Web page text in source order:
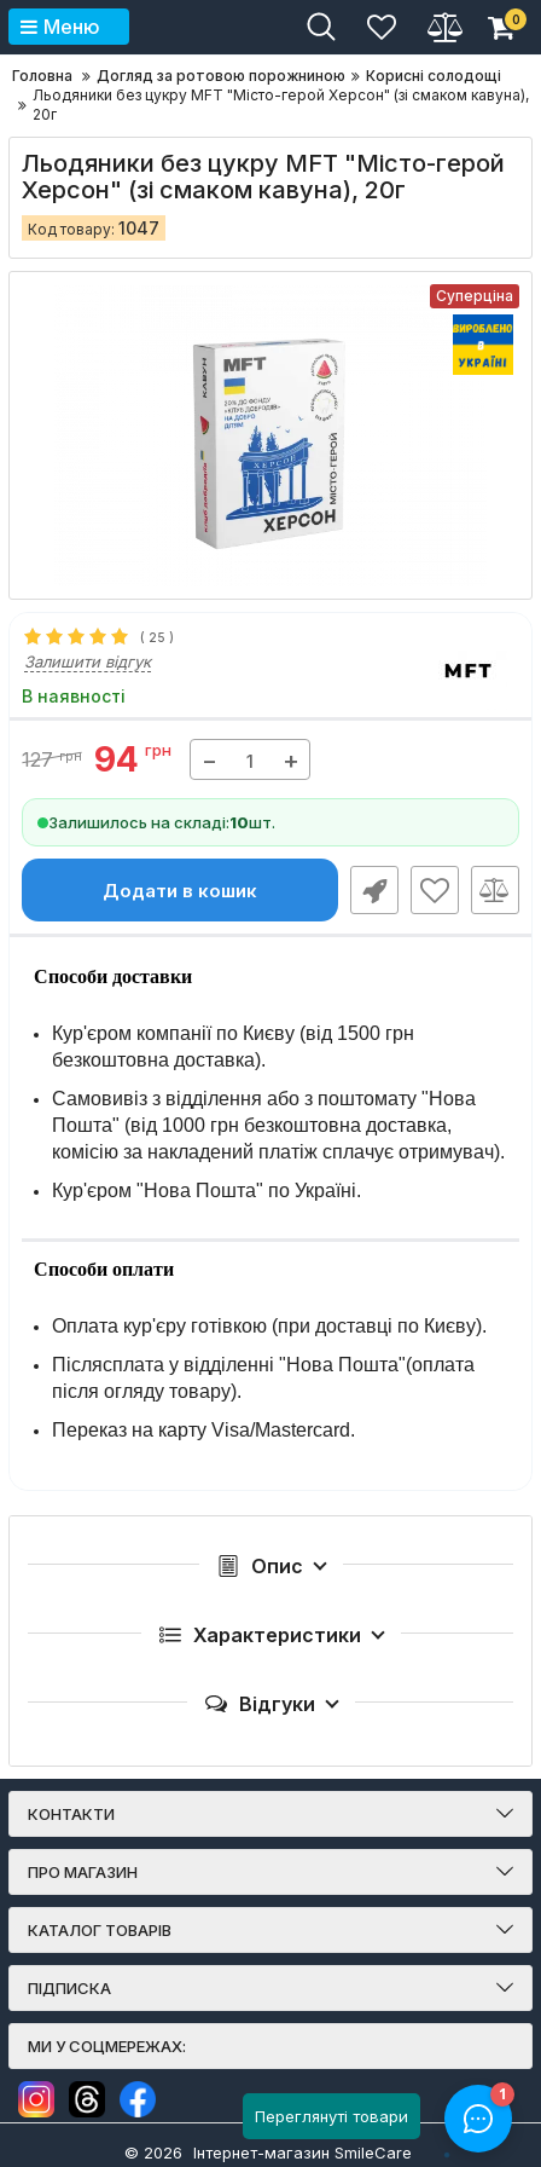
Меню 0
Головна Догляд за ротовою порожниною
Корисні солодощі
Льодяники без цукру MFT "Місто-герой Херсон" (зі смаком кавуна),
20г
Льодяники без цукру MFT "Місто-герой
Херсон" (зі смаком кавуна), 20г
Код товару: 1047
Суперціна
( 25 )
Залишити відгук
В наявності
127 грн 94 грн − +
Залишилось на складі:10шт.
Додати в кошик
Способи доставки
Кур'єром компанії по Києву (від 1500 грн
безкоштовна доставка).
Самовивіз з відділення або з поштомату "Нова
Пошта" (від 1000 грн безкоштовна доставка,
комісію за накладений платіж сплачує отримувач).
Кур'єром "Нова Пошта" по Україні.
Способи оплати
Оплата кур'єру готівкою (при доставці по Києву).
Післясплата у відділенні "Нова Пошта"(оплата
після огляду товару).
Переказ на карту Visa/Mastercard.
Опис
Характеристики
Відгуки
Переглянуті товари
КОНТАКТИ
ПРО МАГАЗИН
КАТАЛОГ ТОВАРІВ
ПІДПИСКА
МИ У СОЦМЕРЕЖАХ:
© 2026 Інтернет-магазин SmileCare